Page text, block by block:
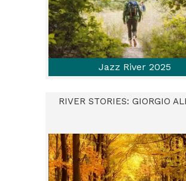
Jazz River 2025
RIVER STORIES: GIORGIO